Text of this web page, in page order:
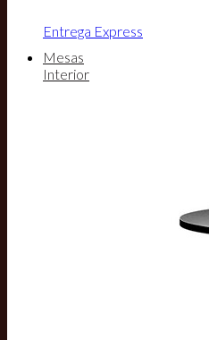
Entrega Express
Mesas
Interior